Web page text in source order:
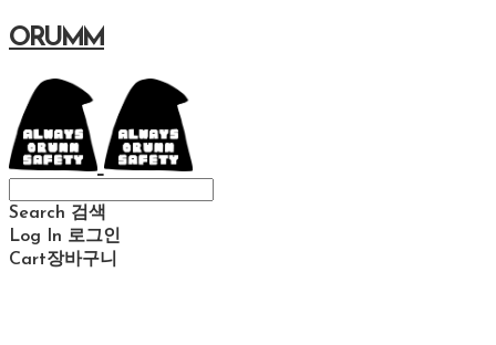
ORUMM
Search 검색
Log In 로그인
Cart장바구니